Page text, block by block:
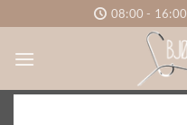
to
content
08:00 - 16:00